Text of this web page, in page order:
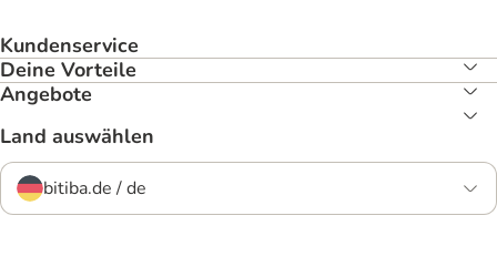
Kundenservice
Deine Vorteile
Angebote
Land auswählen
bitiba.de / de